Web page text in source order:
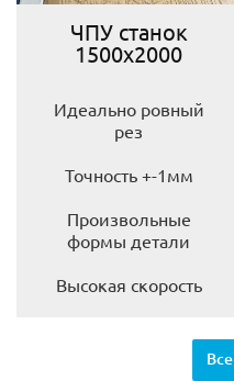
ЧПУ станок
1500х2000
Идеально ровный
рез
Точность +-1мм
Произвольные
формы детали
Высокая скорость